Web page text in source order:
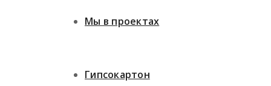
Мы в проектах
Гипсокартон